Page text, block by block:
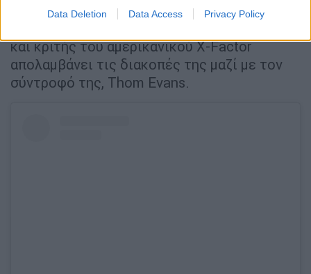
Data Deletion Data Access Privacy Policy
και κριτής του αμερικανικού X-Factor
απολαμβάνει τις διακοπές της μαζί με τον
σύντροφό της, Thom Evans.